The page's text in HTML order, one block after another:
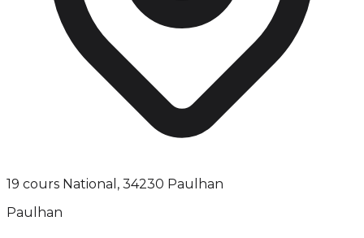
19 cours National, 34230 Paulhan
Paulhan